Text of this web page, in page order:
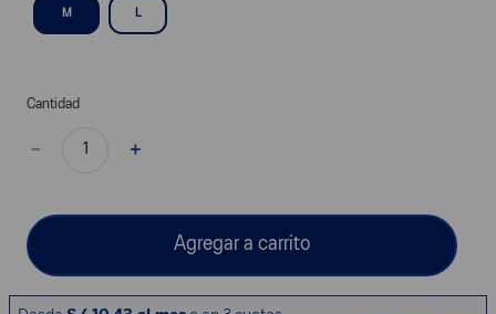
M L
Cantidad
＋
－
Agregar a carrito